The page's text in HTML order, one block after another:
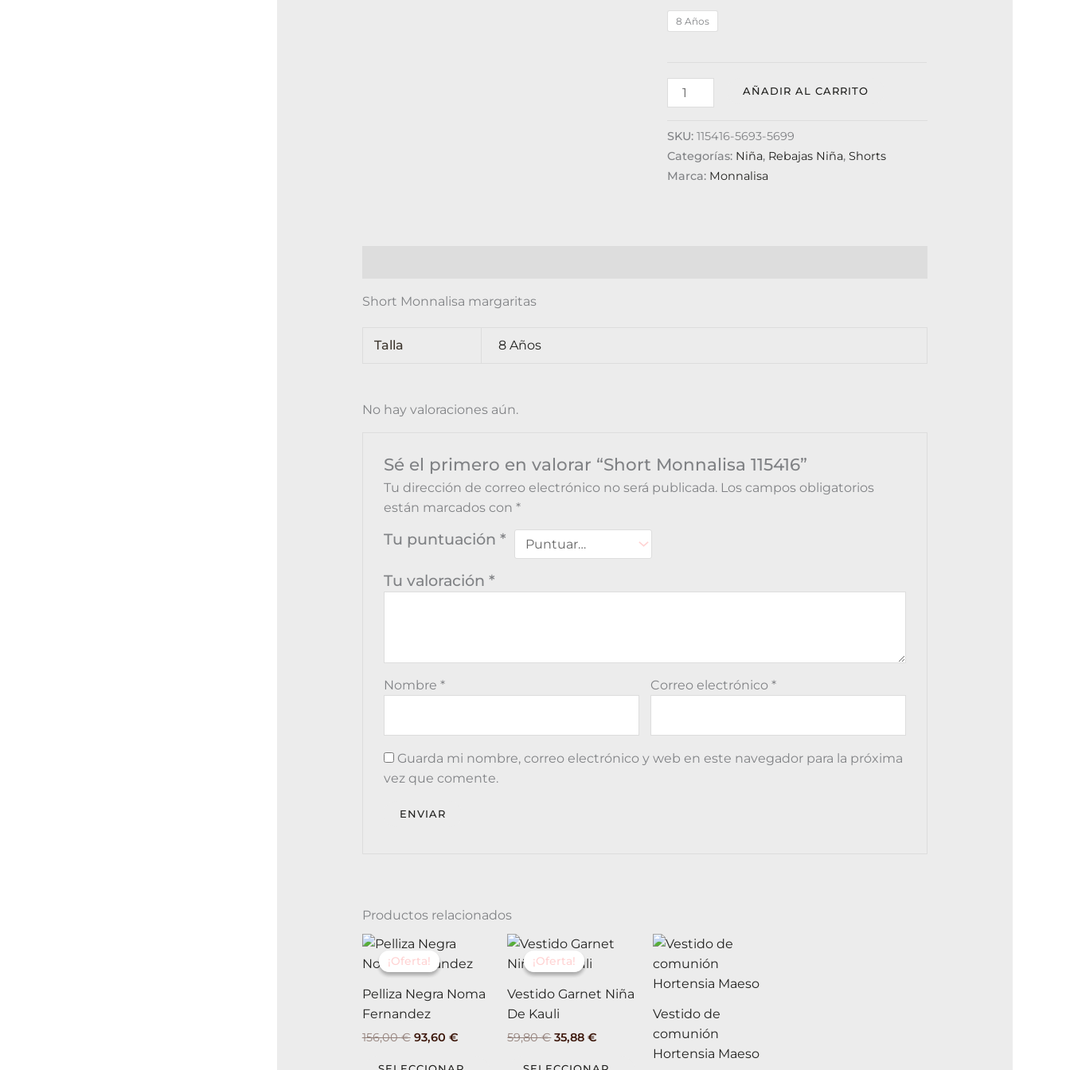
8 Años
AÑADIR AL CARRITO
SKU:115416-5693-5699
Categorías: Niña, Rebajas Niña,Shorts
Marca: Monnalisa
Short Monnalisa margaritas
Talla 8 Años
No hay valoraciones aún.
Sé el primero en valorar “Short Monnalisa 115416”
Tu dirección de correo electrónico no será publicada. Los campos obligatorios
están marcados con*
Tu puntuación*
Tu valoración*
Nombre* Correo electrónico *
Guarda mi nombre, correo electrónico y web en este navegador para la próxima
vez que comente.
Productos relacionados
¡Oferta!
¡Oferta!
Pelliza Negra Noma
Fernandez
156,00€
El
precio
original
156,00 €.
93,60 €
actual
93,60 €.
Este
producto
múltiples
variantes.
Las
opciones
¡Oferta!
¡Oferta!
Vestido Garnet Niña
De Kauli
59,80€
El
precio
original
59,80 €.
35,88€
El
35,88 €.
Este
producto
tiene
variantes.
Las
opciones
Vestido de
comunión
Hortensia Maeso